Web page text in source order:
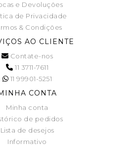
e Devoluções
de Privacidade
& Condições
AO CLIENTE
Contate-nos
11 3711-7611
11 99901-5251
CONTA
Minha conta
de pedidos
Lista de desejos
Informativo